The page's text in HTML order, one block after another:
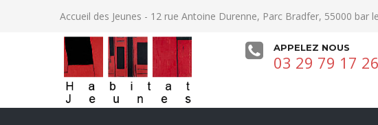
Accueil des Jeunes - 12 rue Antoine Durenne, Parc Bradfer, 55000 bar
APPELEZ NOUS
03 29 79 17 26